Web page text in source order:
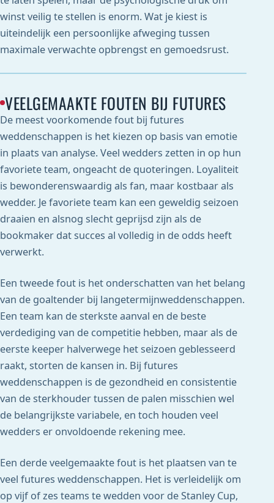
winst veilig te stellen is enorm. Wat je kiest is
uiteindelijk een persoonlijke afweging tussen
maximale verwachte opbrengst en gemoedsrust.
VEELGEMAAKTE FOUTEN BIJ FUTURES
De meest voorkomende fout bij futures
weddenschappen is het kiezen op basis van emotie
in plaats van analyse. Veel wedders zetten in op hun
favoriete team, ongeacht de quoteringen. Loyaliteit
is bewonderenswaardig als fan, maar kostbaar als
wedder. Je favoriete team kan een geweldig seizoen
draaien en alsnog slecht geprijsd zijn als de
bookmaker dat succes al volledig in de odds heeft
verwerkt.
Een tweede fout is het onderschatten van het belang
van de goaltender bij langetermijnweddenschappen.
Een team kan de sterkste aanval en de beste
verdediging van de competitie hebben, maar als de
eerste keeper halverwege het seizoen geblesseerd
raakt, storten de kansen in. Bij futures
weddenschappen is de gezondheid en consistentie
van de sterkhouder tussen de palen misschien wel
de belangrijkste variabele, en toch houden veel
wedders er onvoldoende rekening mee.
Een derde veelgemaakte fout is het plaatsen van te
veel futures weddenschappen. Het is verleidelijk om
op vijf of zes teams te wedden voor de Stanley Cup,